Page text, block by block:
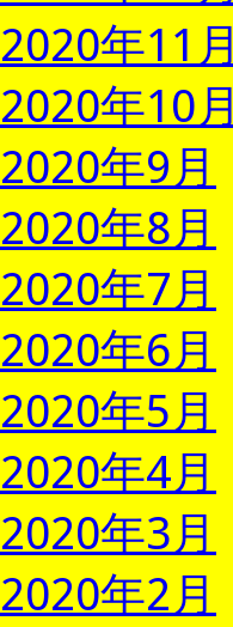
2020年11月
2020年10月
2020年9月
2020年8月
2020年7月
2020年6月
2020年5月
2020年4月
2020年3月
2020年2月